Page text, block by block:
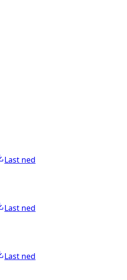
Last ned
Last ned
Last ned